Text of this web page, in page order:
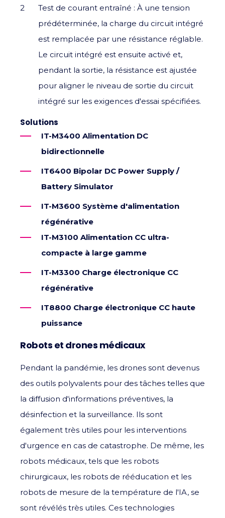
Test de courant entraîné : À une tension
prédéterminée, la charge du circuit intégré
est remplacée par une résistance réglable.
Le circuit intégré est ensuite activé et,
pendant la sortie, la résistance est ajustée
pour aligner le niveau de sortie du circuit
intégré sur les exigences d'essai spécifiées.
Solutions
IT-M3400 Alimentation DC
bidirectionnelle
IT6400 Bipolar DC Power Supply /
Battery Simulator
IT-M3600 Système d'alimentation
régénérative
IT-M3100 Alimentation CC ultra-
compacte à large gamme
IT-M3300 Charge électronique CC
régénérative
IT8800 Charge électronique CC haute
puissance
Robots et drones médicaux
Pendant la pandémie, les drones sont devenus
des outils polyvalents pour des tâches telles que
la diffusion d'informations préventives, la
désinfection et la surveillance. Ils sont
également très utiles pour les interventions
d'urgence en cas de catastrophe. De même, les
robots médicaux, tels que les robots
chirurgicaux, les robots de rééducation et les
robots de mesure de la température de l'IA, se
sont révélés très utiles. Ces technologies